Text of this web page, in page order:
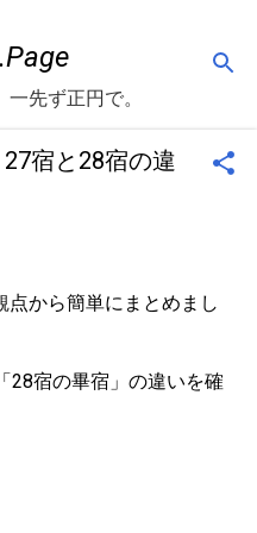
先ず正円で。
27宿と28宿の違
から簡単にまとめまし
28宿の畢宿」の違いを確